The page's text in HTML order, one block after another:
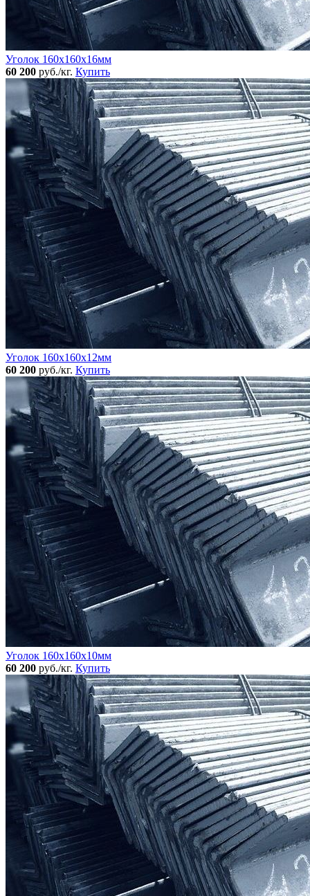
Уголок 160x160х16мм
60 200 руб./кг. Купить
Уголок 160x160х12мм
60 200 руб./кг. Купить
Уголок 160x160х10мм
60 200 руб./кг. Купить